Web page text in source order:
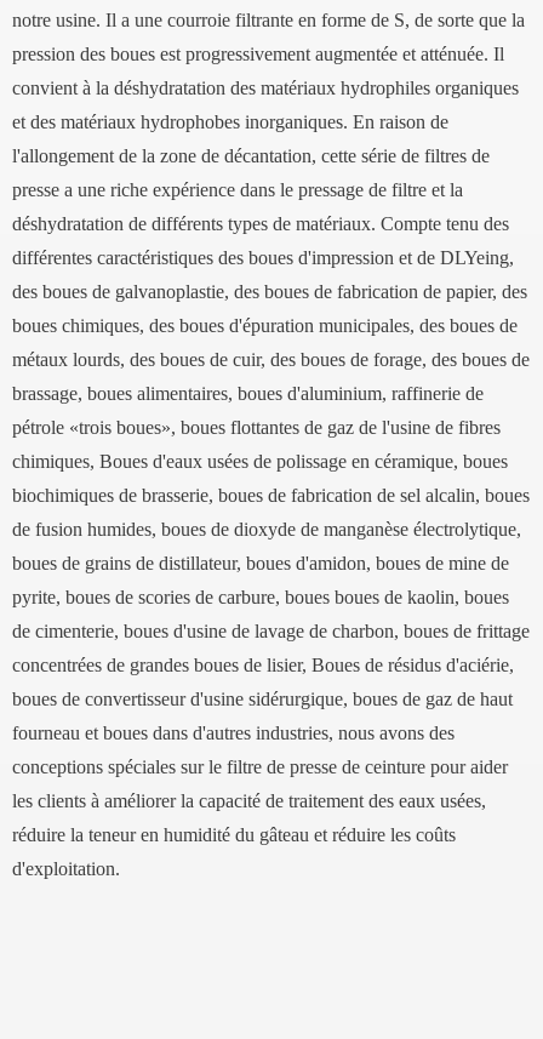
notre usine. Il a une courroie filtrante en forme de S, de sorte que la
pression des boues est progressivement augmentée et atténuée. Il
convient à la déshydratation des matériaux hydrophiles organiques
et des matériaux hydrophobes inorganiques. En raison de
l'allongement de la zone de décantation, cette série de filtres de
presse a une riche expérience dans le pressage de filtre et la
déshydratation de différents types de matériaux. Compte tenu des
différentes caractéristiques des boues d'impression et de DLYeing,
des boues de galvanoplastie, des boues de fabrication de papier, des
boues chimiques, des boues d'épuration municipales, des boues de
métaux lourds, des boues de cuir, des boues de forage, des boues de
brassage, boues alimentaires, boues d'aluminium, raffinerie de
pétrole «trois boues», boues flottantes de gaz de l'usine de fibres
chimiques, Boues d'eaux usées de polissage en céramique, boues
biochimiques de brasserie, boues de fabrication de sel alcalin, boues
de fusion humides, boues de dioxyde de manganèse électrolytique,
boues de grains de distillateur, boues d'amidon, boues de mine de
pyrite, boues de scories de carbure, boues boues de kaolin, boues
de cimenterie, boues d'usine de lavage de charbon, boues de frittage
concentrées de grandes boues de lisier, Boues de résidus d'aciérie,
boues de convertisseur d'usine sidérurgique, boues de gaz de haut
fourneau et boues dans d'autres industries, nous avons des
conceptions spéciales sur le filtre de presse de ceinture pour aider
les clients à améliorer la capacité de traitement des eaux usées,
réduire la teneur en humidité du gâteau et réduire les coûts
d'exploitation.